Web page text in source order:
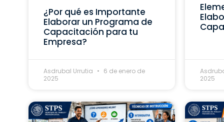
¿Por qué es Importante
Elaborar un Programa de
Capacitación para tu
Empresa?
Asdrubal Urrutia
6 de enero de
2025
2025